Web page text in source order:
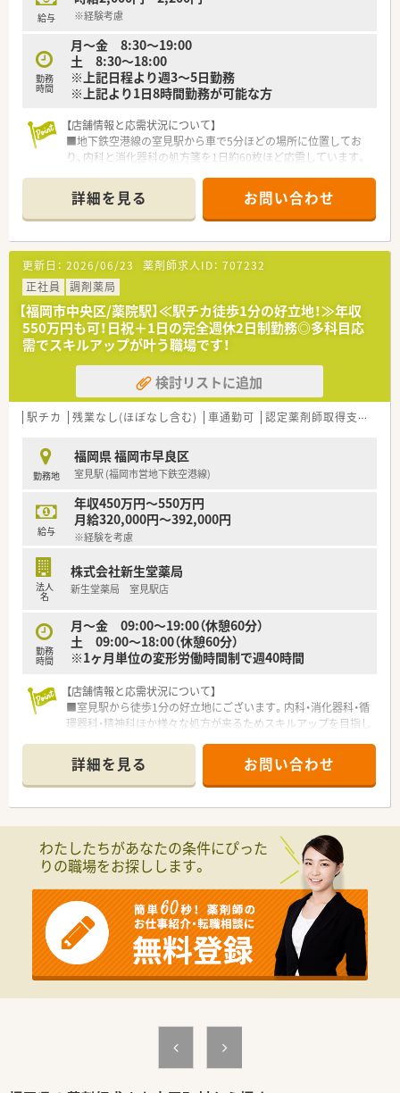
給与 ※経験考慮
勤務
時間
月～金 8:30～19:00
土 8:30～18:00
※上記日程より週3～5日勤務
※上記より1日8時間勤務が可能な方
【店舗情報と応需状況について】
■地下鉄空港線の室見駅から車で5分ほどの場所に位置してお
り、内科と消化器科の処方箋を1日約60枚ほど応需しています。
隣の内科クリニックからの処方箋を中心に丁寧に対応していま
す。
■最新の全自動分包機や電子天秤一体型監査システムを完備し
ており、ミスを防ぎつつ効率的に業務を行える環境が整っていま
す。
【募集背景と求める人物像について】
■地域医療の更なる充実を目指した増員募集であり、特に在宅業
務にも意欲的に取り組んでいただける方を急募としてお迎えし
ます。
■最新機器の操作に抵抗がなく、患者様とのコミュニケーション
を大切にしながら、柔軟に業務をこなせる方を募集しています。
■子育て中の方やブランクがある方も歓迎しており、地域に根差
した薬局で長く腰を据えて働きたいという意欲のある方を求め
ています。
【求人情報について】
■パートの方は週3日から1日8時間勤務などの相談が可能で、ラ
イフスタイルに合わせた柔軟な働き方を実現することが可能で
す。
■時給は2,000円から2,200円の間で経験を考慮して決定され、
エリアの需要によってはそれ以上の高時給も相談に乗ります。
■週20時間以上の勤務であれば社会保険への加入も可能であ
す。
■創業40年福岡を中心にドラッグストアと調剤薬局のチェーン
展開を行っており、地域に根差した店舗運営をしております。
■自社にてかかりつけネットワークの構築や健康セミナー、スポ
んでおります。
■調剤ロボット等、最新の調剤機器を導入し調剤・監査業務を効
率化することで薬剤師の対人業務を強化しております。
を身に着けながらもしっかりと分業ができております。
詳細を見る お問い合わせ
更新日： 2026/06/23 薬剤師求人ID： 707232
正社員
調剤薬局
【福岡市中央区/薬院駅】≪駅チカ徒歩1分の好立地！≫年収
550万円も可！日祝＋1日の完全週休2日制勤務◎多科目応
需でスキルアップが叶う職場です！
検討リストに追加
駅チカ 残業なし(ほぼなし含む) 車通勤可 認定薬剤師取得支援あり
勤務地
福岡県 福岡市早良区
室見駅 (福岡市営地下鉄空港線)
給与
年収450万円～550万円
月給320,000円～392,000円
※経験を考慮
法人
名
株式会社新生堂薬局
新生堂薬局 室見駅店
勤務
時間
月〜金 09:00～19:00（休憩60分）
土 09:00～18:00（休憩60分）
※1ヶ月単位の変形労働時間制で週40時間
【店舗情報と応需状況について】
■室見駅から徒歩1分の好立地にございます。内科・消化器科・循
環器科・精神科ほか様々な処方が来るためスキルアップを目指し
■平日は10時開局とゆっくりのスタート◎また完全週休二日制
のためお休み重視の方にもおすすめです！
■ドラッグストア併設の店舗です。
■福岡県を中心にドラッグストアと調剤薬局を100店舗以上展
開しており、創業40年を超える地域密着型の安定した成長企業
です。
■調剤部門とドラッグ部門の分業が徹底されているため、薬剤師
はレジ打ちや品出しに追われることなく専門業務に集中できま
す。
■健康経営優良法人ホワイト500に5年連続で認定されており、
社員の健康増進や法令遵守を何よりも大切にしている法人で
す。
【こんな取り組みをしています】
ションを通じ、店舗の垣根を越えた社員同士の交流を深めていま
詳細を見る お問い合わせ
わたしたちがあなたの条件にぴった
りの職場をお探しします。